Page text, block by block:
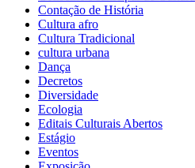
Contação de História
Cultura afro
Cultura Tradicional
cultura urbana
Dança
Decretos
Diversidade
Ecologia
Editais Culturais Abertos
Estágio
Eventos